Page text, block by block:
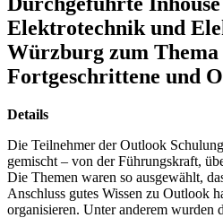
Elektrotechnik und
Würzburg zum
Fortgeschrittene und
Details
Die Teilnehmer der Outlook
gemischt – von der Führungskraft,
Die Themen waren so ausgewählt,
Anschluss gutes Wissen zu Outlook
organisieren. Unter anderem wurden